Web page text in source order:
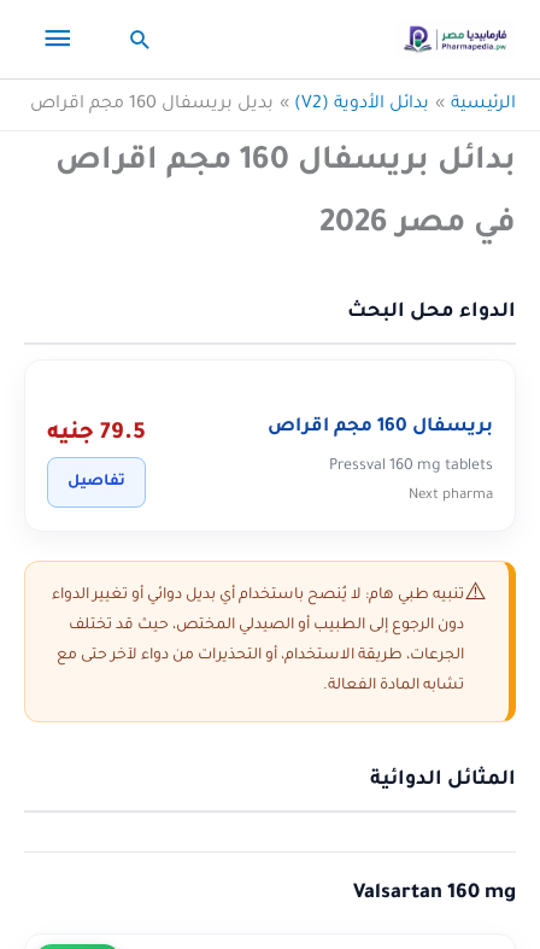
المحتوى
البحث
الرئيسية بدائل الأدوية (V2) بديل بريسفال 160 مجم اقراص
بدائل بريسفال 160 مجم اقراص
في مصر 2026
الدواء محل البحث
بريسفال 160 مجم اقراص
Pressval 160 mg tablets
Next pharma
79.5 جنيه
تفاصيل
تنبيه طبي هام: لا يُنصح باستخدام أي بديل دوائي أو تغيير الدواء
دون الرجوع إلى الطبيب أو الصيدلي المختص، حيث قد تختلف
الجرعات، طريقة الاستخدام، أو التحذيرات من دواء لآخر حتى مع
تشابه المادة الفعالة.
المثائل الدوائية
Valsartan 160 mg